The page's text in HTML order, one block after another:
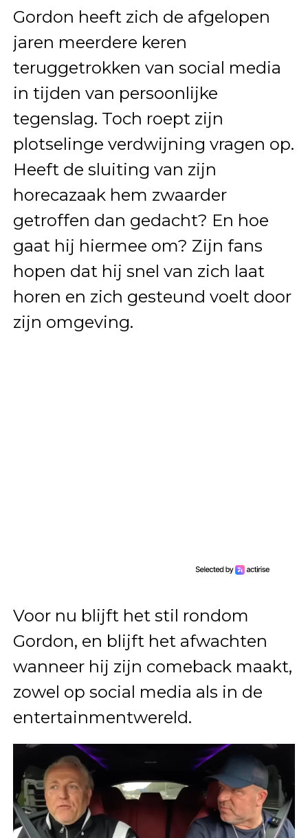
Gordon heeft zich de afgelopen
jaren meerdere keren
teruggetrokken van social media
in tijden van persoonlijke
tegenslag. Toch roept zijn
plotselinge verdwijning vragen op.
Heeft de sluiting van zijn
horecazaak hem zwaarder
getroffen dan gedacht? En hoe
gaat hij hiermee om? Zijn fans
hopen dat hij snel van zich laat
horen en zich gesteund voelt door
zijn omgeving.
Voor nu blijft het stil rondom
Gordon, en blijft het afwachten
wanneer hij zijn comeback maakt,
zowel op social media als in de
entertainmentwereld.